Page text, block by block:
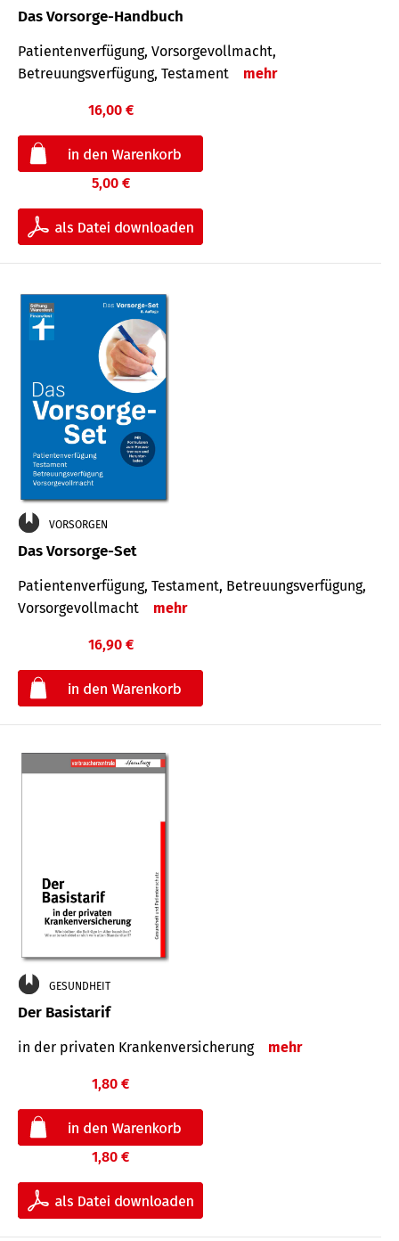
Das Vorsorge-Handbuch
Patientenverfügung, Vorsorgevollmacht,
Betreuungsverfügung, Testament
mehr
16,00 €
5,00 €
VORSORGEN
Das Vorsorge-Set
Patienten­ver­fügung, Testa­ment, Be­treuungs­verfü­gung,
Vor­sorge­voll­macht
mehr
16,90 €
GESUNDHEIT
Der Basistarif
in der privaten Kran­ken­ver­siche­rung mehr
1,80 €
1,80 €